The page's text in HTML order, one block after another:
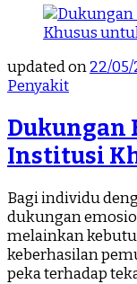
updated on22/05/
Penyakit
Dukungan
Institusi
Bagi individu
dukungan
melainkan
keberhasilan
peka terhadap